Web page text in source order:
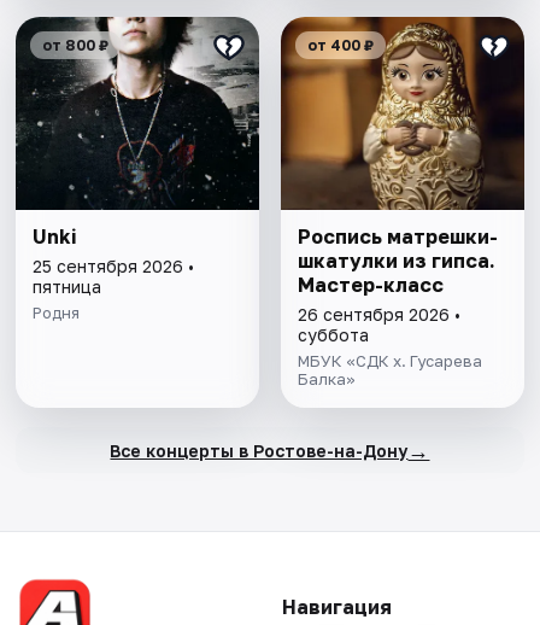
от 800 ₽
Unki
25 сентября 2026 •
пятница
Родня
от 400 ₽
Роспись матрешки-
шкатулки из гипса.
Мастер-класс
26 сентября 2026 •
суббота
МБУК «СДК х. Гусарева
Балка»
Все концерты в Ростове-на-Дону→
Навигация